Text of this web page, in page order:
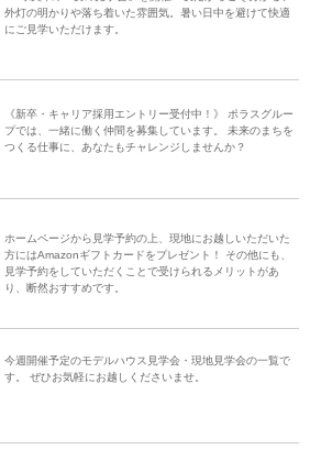
外灯の明かりや落ち着いた雰囲気。暑い日中を避けて快適
にご見学いただけます。
《新卒・キャリア採用エントリー受付中！》 ポラスグルー
プでは、一緒に働く仲間を募集しています。 未来のまちを
つくる仕事に、あなたもチャレンジしませんか？
ホームページから見学予約の上、現地にお越しいただいた
方にはAmazonギフトカードをプレゼント！ その他にも、
見学予約をしていただくことで受けられるメリットがあ
り、断然おすすめです。
今週開催予定のモデルハウス見学会・現地見学会の一覧で
す。 ぜひお気軽にお越しくださいませ。